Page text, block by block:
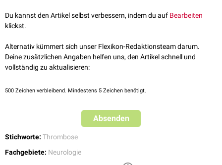
zusammengefasst.
siehe Hauptartikel
Du kannst den Artikel selbst verbessern, indem du auf Bearbeiten
klickst.
Alternativ kümmert sich unser Flexikon-Redaktionsteam darum.
Deine zusätzlichen Angaben helfen uns, den Artikel schnell und
vollständig zu aktualisieren:
500 Zeichen verbleibend. Mindestens 5 Zeichen benötigt.
Absenden
Stichworte: Thrombose
Fachgebiete: Neurologie